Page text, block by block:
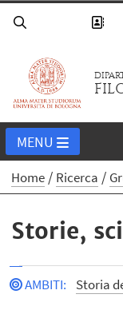
MENU
Home Ricerca
Storie,
AMBITI: Storia